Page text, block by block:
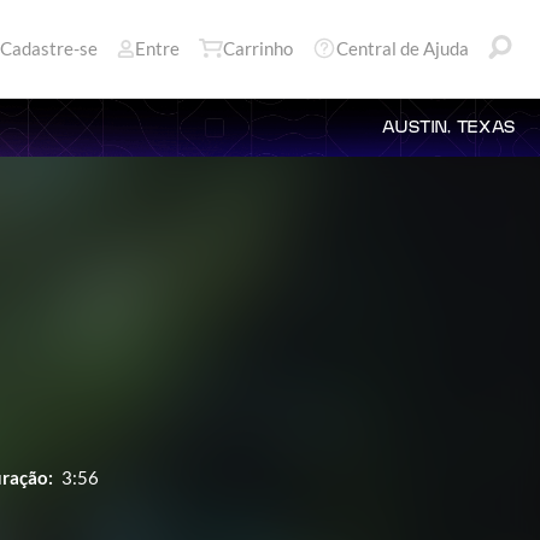
Cadastre-se Entre Carrinho Central de Ajuda
AUSTIN, TEXAS
3:56